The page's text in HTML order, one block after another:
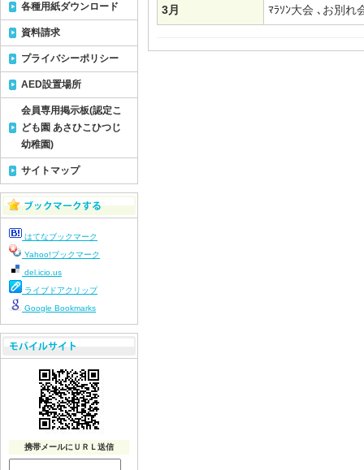
3月 ﾏﾗｿﾝ大会 ､お別れ
各種用紙ダウンロード
資料請求
プライバシーポリシー
AED設置場所
会員専用掲示板(認定こ
ども園 あさひこひつじ
幼稚園)
サイトマップ
はてなブックマーク
Yahoo!ブックマーク
del.icio.us
ライブドアクリップ
Google Bookmarks
携帯メールにＵＲＬ送信